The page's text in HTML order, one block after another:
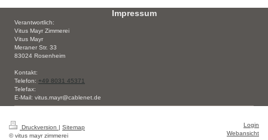
Impressum
Verantwortlich:
Vitus Mayr Zimmerei
Vitus Mayr
Meraner Str. 33
83024 Rosenheim
Kontakt:
Telefon: +49 8031 45371
Telefax:
E-Mail: vitus.mayr@cablenet.de
Druckversion | Sitemap
© vitus mayr zimmerei
Login
Webansicht